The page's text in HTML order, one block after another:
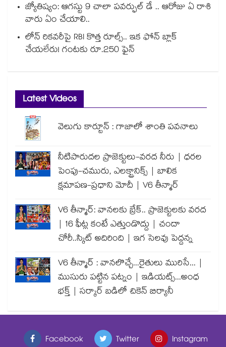
జ్యోతిష్యం: ఆగస్టు 9 చాలా పవర్ఫుల్ డే .. ఆరోజు ఏ రాశి
వారు ఏం చేయాలి..
లోన్ రికవరీపై RBI కొత్త రూల్స్.. ఇక ఫోన్ బ్లాక్
చేయలేరు! గంటకు రూ.250 ఫైన్
Latest Videos
వెలుగు కార్టూన్ : గాజాలో శాంతి పవనాలు
నీటిపారుదల ప్రాజెక్టులు-వరద నీరు | ధరల
పెంపు-చమురు, ఎలక్ట్రానిక్స్ | బాలిక
క్షమాపణ-ప్రధాని మోదీ | V6 తీన్మార్
V6 తీన్మార్: వానలకు బ్రేక్.. ప్రాజెక్టులకు వరద
| 16 ఫీట్ల కంటే ఎత్తుండొద్దు | చందా
చోరీ..స్కిట్ అదిరింది | ఇగ సెలవు పెద్దన్న
V6 తీన్మార్ : వానలొచ్చే...రైతులు మురిసే... |
ముసురు పట్టిన పట్నం | ఇడియట్స్...అంధ
భక్త్ | సర్కార్ బడిలో చికెన్ బిర్యానీ
Facebook Twitter Instagram